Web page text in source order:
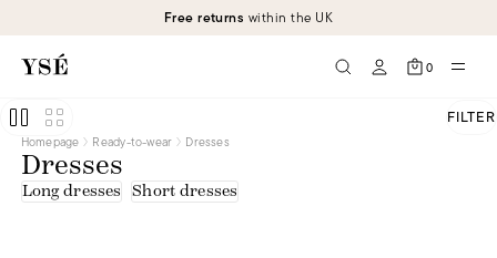
Free returns within the UK
0
FILTER
Homepage Ready-to-wear Dresses
Dresses
Long dresses Short dresses